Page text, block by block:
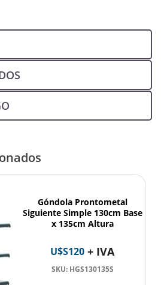
Góndola Prontometal
Siguiente Simple 130cm Base
x 135cm Altura
U$S120 + IVA
SKU: HGS130135S